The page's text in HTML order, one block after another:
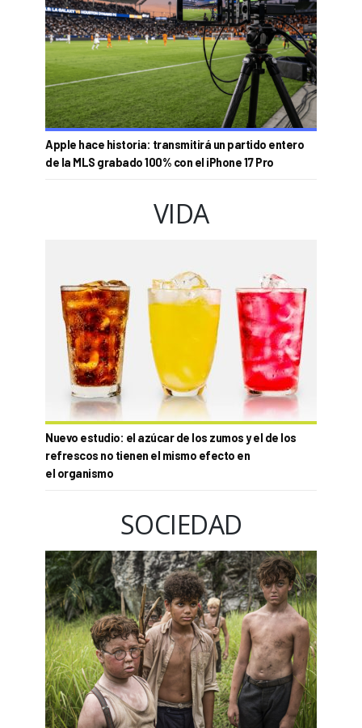
Apple hace historia: transmitirá un partido entero
de la MLS grabado 100% con el iPhone 17 Pro
VIDA
Nuevo estudio: el azúcar de los zumos y el de los
refrescos no tienen el mismo efecto en
el organismo
SOCIEDAD